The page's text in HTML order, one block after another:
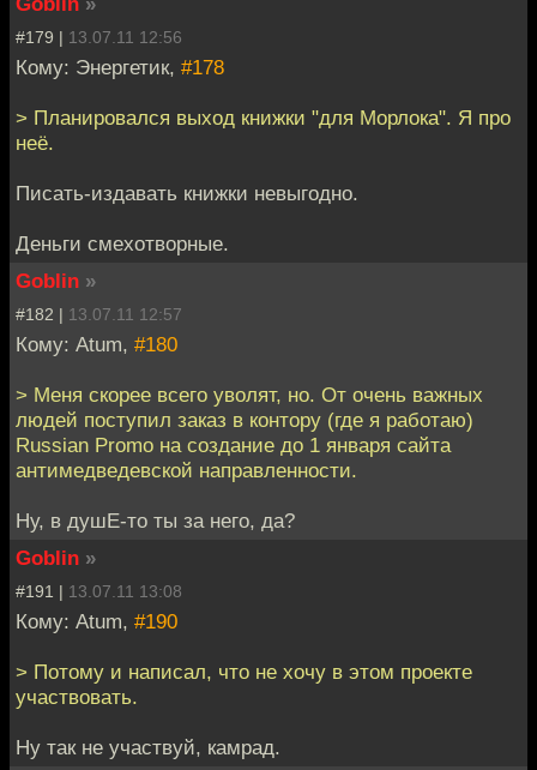
#179 | 13.07.11 12:56
Кому: Энергетик, #178
> Планировался выход книжки "для Морлока". Я про
неё.
Писать-издавать книжки невыгодно.
Деньги смехотворные.
Goblin »
#182 | 13.07.11 12:57
Кому: Atum, #180
> Меня скорее всего уволят, но. От очень важных
людей поступил заказ в контору (где я работаю)
Russian Promo на создание до 1 января сайта
антимедведевской направленности.
Ну, в душЕ-то ты за него, да?
Goblin »
#191 | 13.07.11 13:08
Кому: Atum, #190
> Потому и написал, что не хочу в этом проекте
участвовать.
Ну так не участвуй, камрад.